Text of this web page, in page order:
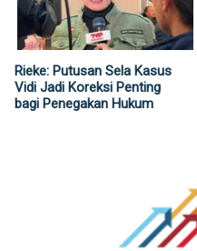
Rieke: Putusan Sela Kasus
Vidi Jadi Koreksi Penting
bagi Penegakan Hukum